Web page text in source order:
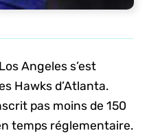
Angeles s’est
Hawks d’Atlanta.
pas moins de 150
temps réglementaire.